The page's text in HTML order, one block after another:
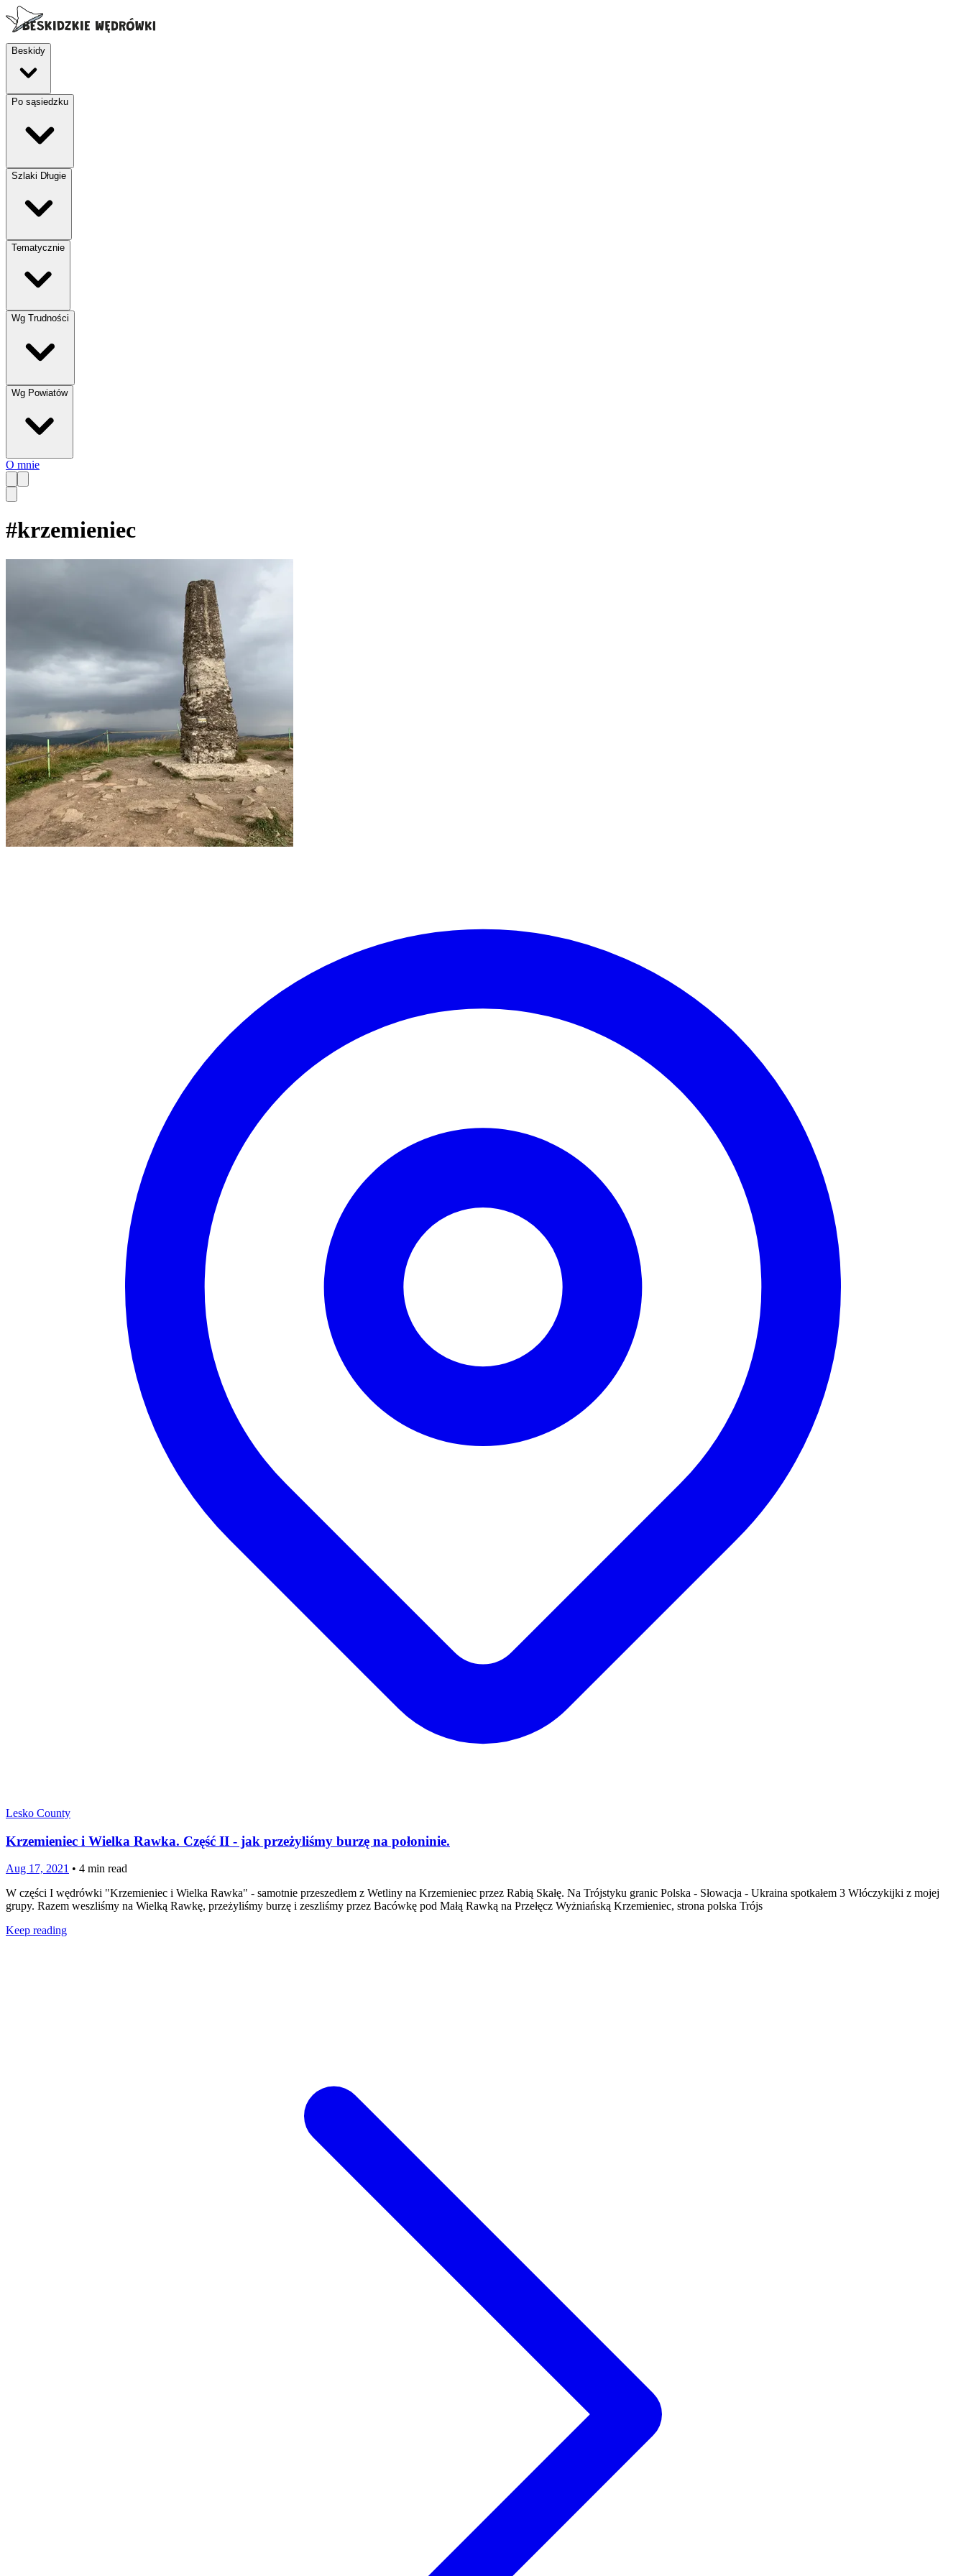
Beskidy
Po sąsiedzku
Szlaki Długie
Tematycznie
Wg Trudności
Wg Powiatów
O mnie
#krzemieniec
Lesko County
Krzemieniec i Wielka Rawka. Część II - jak przeżyliśmy burzę na połoninie.
Aug 17, 2021 • 4 min read
W części I wędrówki "Krzemieniec i Wielka Rawka" - samotnie przeszedłem z Wetliny na Krzemieniec przez Rabią Skałę. Na Trójstyku granic Polska - Słowacja - Ukraina spotkałem 3 Włóczykijki z mojej
grupy. Razem weszliśmy na Wielką Rawkę, przeżyliśmy burzę i zeszliśmy przez Bacówkę pod Małą Rawką na Przełęcz Wyżniańską Krzemieniec, strona polska Trójs
Keep reading